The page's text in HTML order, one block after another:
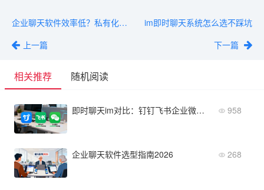
企业聊天软件效率低？私有化方案解决管理难题
上一篇
im即时聊天系统怎么选不踩坑
下一篇
相关推荐 随机阅读
即时聊天im对比：钉钉飞书企业微信谁更胜一筹 958
企业聊天软件选型指南2026 268